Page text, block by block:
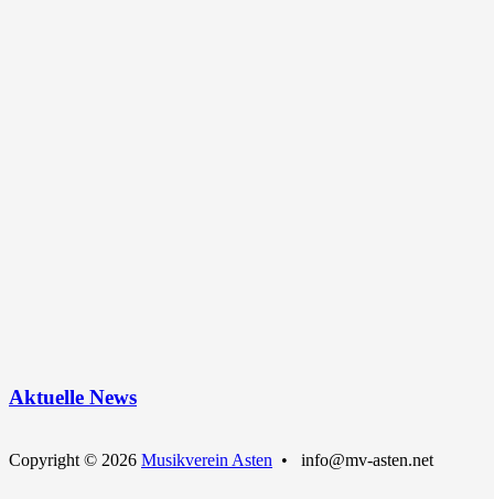
Aktuelle News
Copyright © 2026 Musikverein Asten • info@mv-asten.net